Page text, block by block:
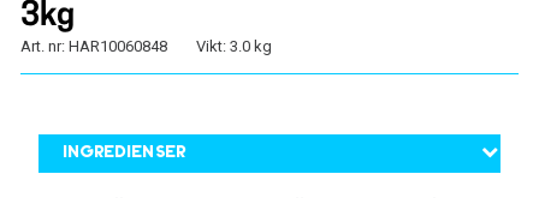
3kg
Art. nr: HAR10060848 Vikt: 3.0 kg
Ingredienser